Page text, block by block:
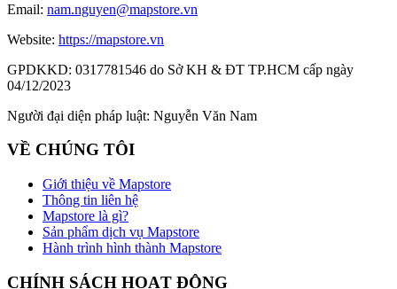
Email: nam.nguyen@mapstore.vn
Website: https://mapstore.vn
GPDKKD: 0317781546 do Sở KH & ĐT TP.HCM cấp ngày
04/12/2023
Người đại diện pháp luật: Nguyễn Văn Nam
VỀ CHÚNG TÔI
Giới thiệu về Mapstore
Thông tin liên hệ
Mapstore là gì?
Sản phẩm dịch vụ Mapstore
Hành trình hình thành Mapstore
CHÍNH SÁCH HOẠT ĐỘNG